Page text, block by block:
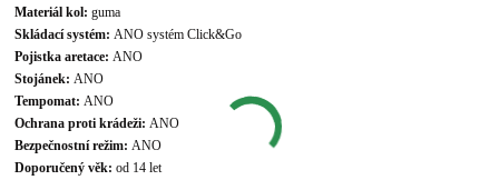
Materiál kol: guma
Skládací systém: ANO systém Click&Go
Pojistka aretace: ANO
Stojánek: ANO
Tempomat: ANO
Ochrana proti krádeži: ANO
Bezpečnostní režim: ANO
Doporučený věk: od 14 let